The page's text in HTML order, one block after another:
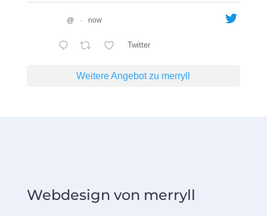
@ · now
Twitter
Weitere Angebot zu merryll
Webdesign von merryll